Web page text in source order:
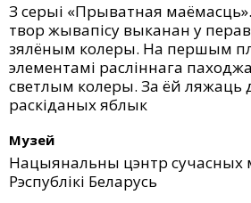
З серыі «Прыватная маёмасць». Гарызантальны
твор жывапісу выканан у
зялёным колеры. На першым
элементамі расліннага
светлым колеры. За ёй ляжаць
раскіданых яблык
Музей
Нацыянальны цэнтр сучасных
Рэспублікі Беларусь